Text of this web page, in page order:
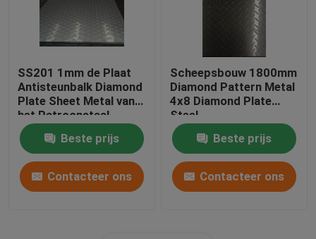
SS201 1mm de Plaat
Antisteunbalk Diamond
Plate Sheet Metal van
het Patroonstaal
Beste prijs
Contacteer ons
Scheepsbouw 1800mm
Diamond Pattern Metal
4x8 Diamond Plate
Steel
Beste prijs
Contacteer ons